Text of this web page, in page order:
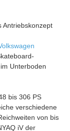
Antriebskonzept
Unterboden
bis 306 PS
verschiedene
von bis
iV der